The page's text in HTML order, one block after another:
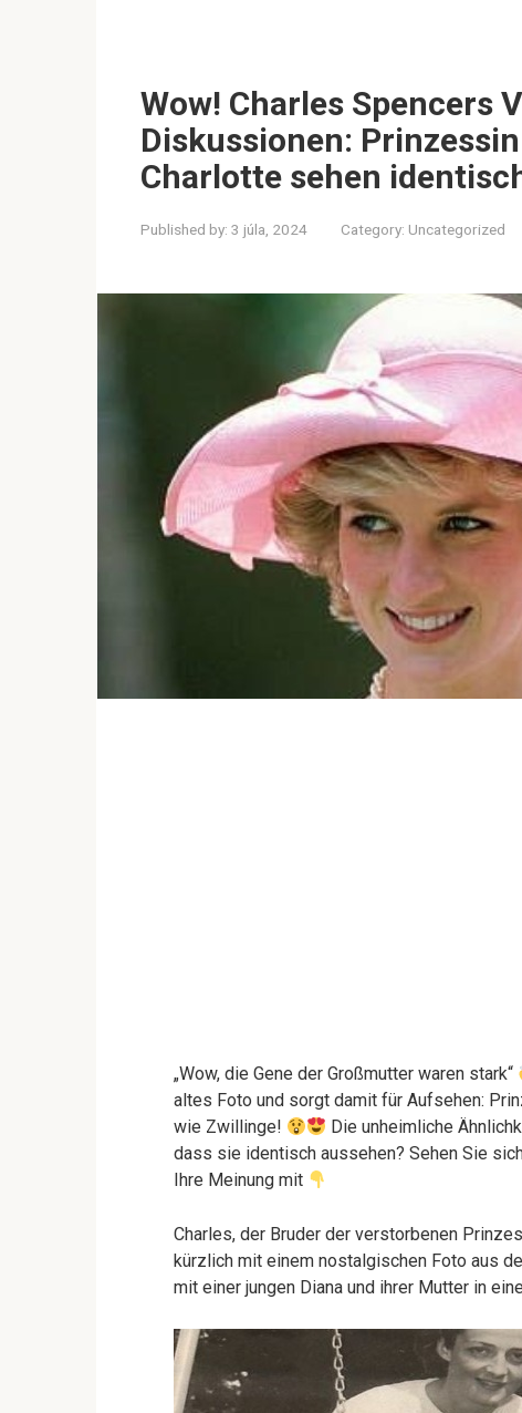
Wow! Charles Spencers
Diskussionen:
Charlotte sehen
Published by: 3 júla, 2024 Category: Uncategorized
„Wow, die Gene der Großmutter waren stark“
altes Foto und sorgt damit für Aufsehen:
wie Zwillinge!
Die unheimliche
dass sie identisch aussehen? Sehen Sie
Ihre Meinung mit
Charles, der Bruder der verstorbenen
kürzlich mit einem nostalgischen Foto aus
mit einer jungen Diana und ihrer Mutter in